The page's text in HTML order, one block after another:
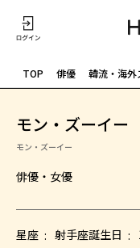
TOP 俳優 韓流・海外
モン・ズーイー
モン・ズーイー
俳優​・女優
星座 射手座誕生日